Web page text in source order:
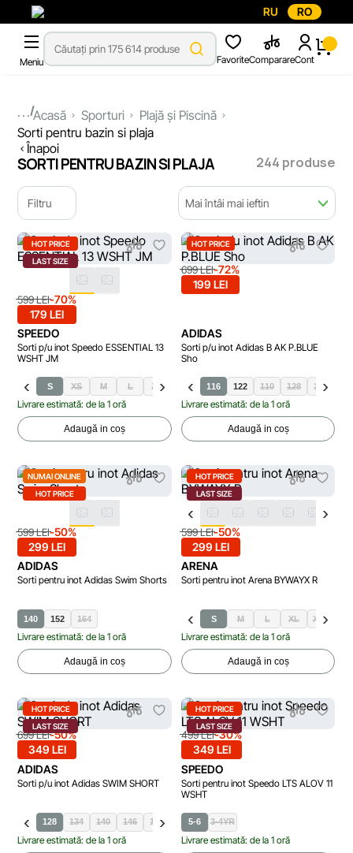
RU RO
Meniu FavoriteComparareCont
...Acasă Sporturi
Plajă și Piscină
Sorti pentru bazin si plaja
Înapoi
SORTI PENTRU BAZIN SI PLAJA 244 produse
Filtru Mai întâi mai ieftin
HOT PRICE
LAST SIZE
599 LEI-70%
179 LEI
SPEEDO
Sorti p/u inot Speedo ESSENTIAL 13
WSHT JM
S XS M L XL XXL
Livrare estimată: de la 1 oră
Adaugă in coș
HOT PRICE
699 LEI-72%
199 LEI
ADIDAS
Sorti p/u inot Adidas B AK P.BLUE
Sho
116 122 110 128 134
Livrare estimată: de la 1 oră
Adaugă in coș
NUMAI ONLINE
HOT PRICE
599 LEI-50%
299 LEI
ADIDAS
Sorti pentru inot Adidas Swim Shorts
140 152 164
Livrare estimată: de la 1 oră
Adaugă in coș
HOT PRICE
LAST SIZE
599 LEI-50%
299 LEI
ARENA
Sorti pentru inot Arena BYWAYX R
S M L XL XXL
Livrare estimată: de la 1 oră
Adaugă in coș
HOT PRICE
LAST SIZE
699 LEI-50%
349 LEI
ADIDAS
Sorti p/u inot Adidas SWIM SHORT
128 134 140 146 152 158 164
Livrare estimată: de la 1 oră
HOT PRICE
LAST SIZE
499 LEI-30%
349 LEI
SPEEDO
Sorti pentru inot Speedo LTS ALOV 11
WSHT
5-6 3-4YR
Livrare estimată: de la 1 oră